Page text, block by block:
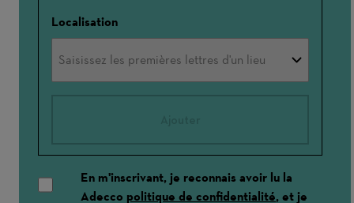
Localisation
En m'inscrivant, je reconnais avoir lu la
Adecco politique de confidentialité, et je